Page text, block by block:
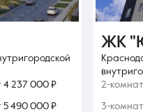
4 237 000 ₽
5 490 000 ₽
ЖК
2-
3-